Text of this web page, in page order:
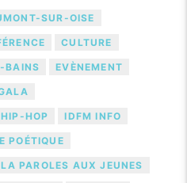
SUR-OISE
CULTURE
BAINS EVÈNEMENT
HIP-HOP IDFM INFO
POÉTIQUE
LA PAROLES AUX JEUNES